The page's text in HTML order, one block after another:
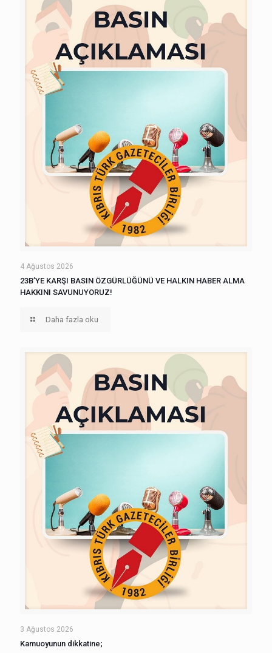
4 Ağustos 2026
23B’YE KARŞI BASIN ÖZGÜRLÜĞÜNÜ VE HALKIN HABER ALMA
HAKKINI SAVUNUYORUZ!
Daha fazla oku
3 Ağustos 2026
Kamuoyunun dikkatine;